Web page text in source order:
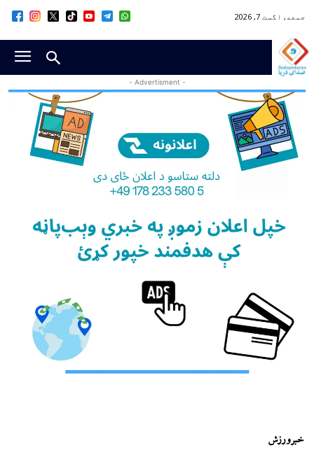
جمعه, اگست 7, 2026
- Advertisment -
خبرورزش